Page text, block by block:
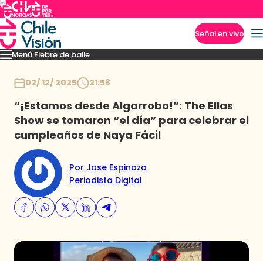
Señal en vivo
Menú Fiebre de baile
Mejores MomentosPresentacionesEl VAR-After del baile
02/ 12/ 2025 21:58
“¡Estamos desde Algarrobo!”: The Ellas
Show se tomaron “el día” para celebrar el
cumpleaños de Naya Fácil
Por Jose Espinoza
Periodista Digital
Imperdibles